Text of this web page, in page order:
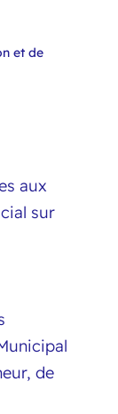
et de
aux
sur
de